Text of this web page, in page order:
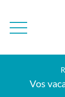
Vos